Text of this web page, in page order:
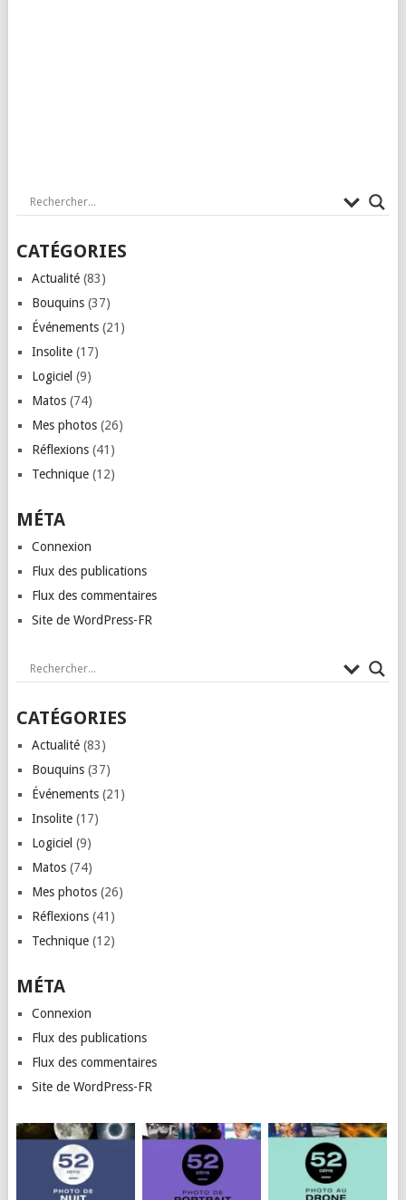
CATÉGORIES
Actualité(83)
Bouquins(37)
Événements(21)
Insolite(17)
Logiciel (9)
Matos(74)
Mes photos(26)
Réflexions(41)
Technique(12)
MÉTA
Connexion
Flux des publications
Flux des commentaires
Site de WordPress-FR
CATÉGORIES
Actualité(83)
Bouquins(37)
Événements(21)
Insolite(17)
Logiciel (9)
Matos(74)
Mes photos(26)
Réflexions(41)
Technique(12)
MÉTA
Connexion
Flux des publications
Flux des commentaires
Site de WordPress-FR